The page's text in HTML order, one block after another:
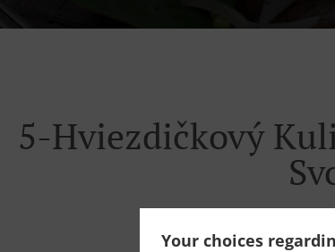
Your choices
5-Hviezdičkový